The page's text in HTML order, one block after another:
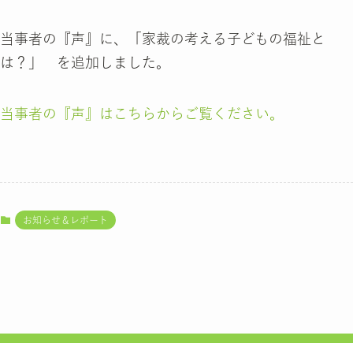
当事者の『声』に、「家裁の考える子どもの福祉と
は？」 を追加しました。
当事者の『声』はこちらからご覧ください。
お知らせ＆レポート